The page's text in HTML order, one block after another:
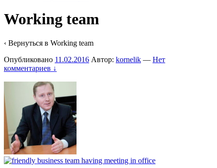
Working team
‹ Вернуться в Working team
Опубликовано 11.02.2016 Автор: kornelik — Нет
комментариев ↓